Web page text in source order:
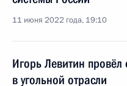
11 июня 2022 года, 19:10
Игорь Левитин
в угольной отрасли